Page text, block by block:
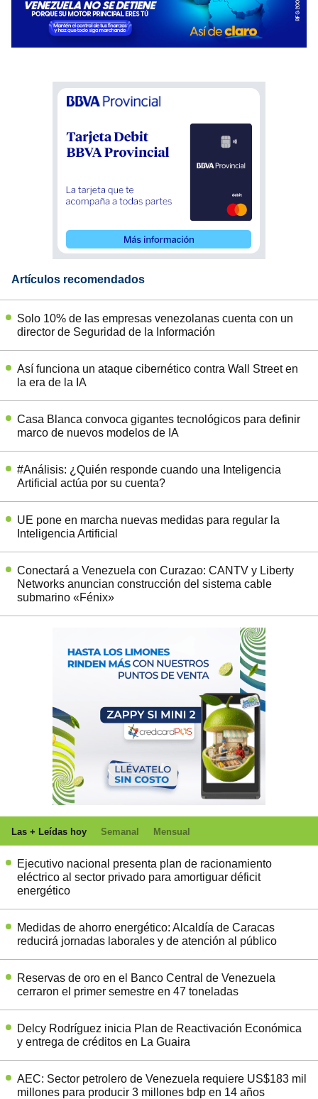
Artículos recomendados
Solo 10% de las empresas venezolanas cuenta con un
director de Seguridad de la Información
Así funciona un ataque cibernético contra Wall Street en
la era de la IA
Casa Blanca convoca gigantes tecnológicos para definir
marco de nuevos modelos de IA
#Análisis: ¿Quién responde cuando una Inteligencia
Artificial actúa por su cuenta?
UE pone en marcha nuevas medidas para regular la
Inteligencia Artificial
Conectará a Venezuela con Curazao: CANTV y Liberty
Networks anuncian construcción del sistema cable
submarino «Fénix»
Las + Leídas hoy Semanal Mensual
Ejecutivo nacional presenta plan de racionamiento
eléctrico al sector privado para amortiguar déficit
energético
Medidas de ahorro energético: Alcaldía de Caracas
reducirá jornadas laborales y de atención al público
Reservas de oro en el Banco Central de Venezuela
cerraron el primer semestre en 47 toneladas
Delcy Rodríguez inicia Plan de Reactivación Económica
y entrega de créditos en La Guaira
AEC: Sector petrolero de Venezuela requiere US$183 mil
millones para producir 3 millones bdp en 14 años